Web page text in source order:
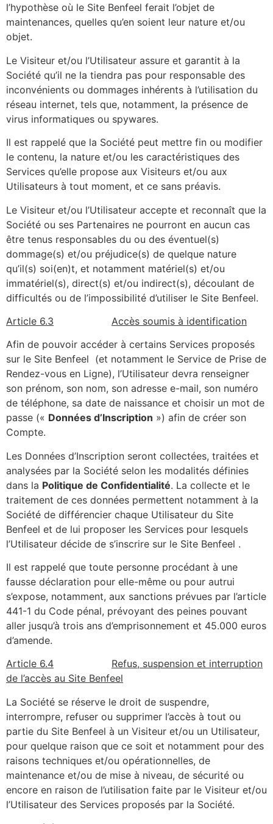
l’hypothèse où le Site Benfeel ferait l’objet de
maintenances, quelles qu’en soient leur nature et/ou
objet.
Le Visiteur et/ou l’Utilisateur assure et garantit à la
Société qu’il ne la tiendra pas pour responsable des
inconvénients ou dommages inhérents à l’utilisation du
réseau internet, tels que, notamment, la présence de
virus informatiques ou spywares.
Il est rappelé que la Société peut mettre fin ou modifier
le contenu, la nature et/ou les caractéristiques des
Services qu’elle propose aux Visiteurs et/ou aux
Utilisateurs à tout moment, et ce sans préavis.
Le Visiteur et/ou l’Utilisateur accepte et reconnaît que la
Société ou ses Partenaires ne pourront en aucun cas
être tenus responsables du ou des éventuel(s)
dommage(s) et/ou préjudice(s) de quelque nature
qu’il(s) soi(en)t, et notamment matériel(s) et/ou
immatériel(s), direct(s) et/ou indirect(s), découlant de
difficultés ou de l’impossibilité d’utiliser le Site Benfeel.
Article 6.3
Accès soumis à identification
Afin de pouvoir accéder à certains Services proposés
sur le Site Benfeel (et notamment le Service de Prise de
Rendez-vous en Ligne), l’Utilisateur devra renseigner
son prénom, son nom, son adresse e-mail, son numéro
de téléphone, sa date de naissance et choisir un mot de
passe (« Données d’Inscription ») afin de créer son
Compte.
Les Données d’Inscription seront collectées, traitées et
analysées par la Société selon les modalités définies
dans la Politique de Confidentialité. La collecte et le
traitement de ces données permettent notamment à la
Société de différencier chaque Utilisateur du Site
Benfeel et de lui proposer les Services pour lesquels
l’Utilisateur décide de s’inscrire sur le Site Benfeel .
Il est rappelé que toute personne procédant à une
fausse déclaration pour elle-même ou pour autrui
s’expose, notamment, aux sanctions prévues par l’article
441-1 du Code pénal, prévoyant des peines pouvant
aller jusqu’à trois ans d’emprisonnement et 45.000 euros
d’amende.
Article 6.4
Refus, suspension et interruption
de l’accès au Site Benfeel
La Société se réserve le droit de suspendre,
interrompre, refuser ou supprimer l’accès à tout ou
partie du Site Benfeel à un Visiteur et/ou un Utilisateur,
pour quelque raison que ce soit et notamment pour des
raisons techniques et/ou opérationnelles, de
maintenance et/ou de mise à niveau, de sécurité ou
encore en raison de l’utilisation faite par le Visiteur et/ou
l’Utilisateur des Services proposés par la Société.